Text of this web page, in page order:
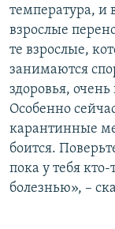
температура, и
взрослые
те взрослые,
занимаются
здоровья,
Особенно
карантинные
боится.
пока у тебя
болезнью», –